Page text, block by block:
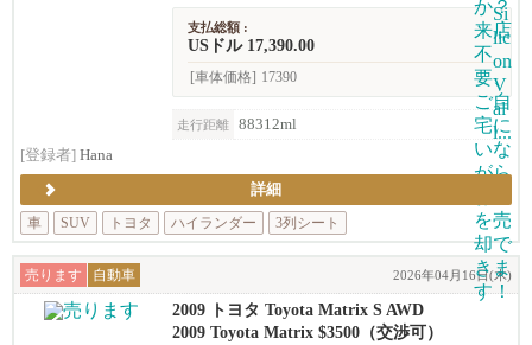
支払総額 :
USドル 17,390.00
[車体価格] 17390
走行距離
88312ml
[登録者] Hana
詳細
車
SUV トヨタ ハイランダー 3列シート
売ります 自動車 2026年04月16日(木)
2009 トヨタ Toyota Matrix S AWD
2009 Toyota Matrix $3500（交渉可）